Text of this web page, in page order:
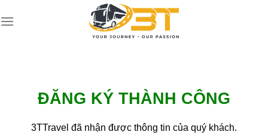
to
ĐĂNG KÝ THÀNH CÔNG
3TTravel đã nhận được thông tin của quý khách.